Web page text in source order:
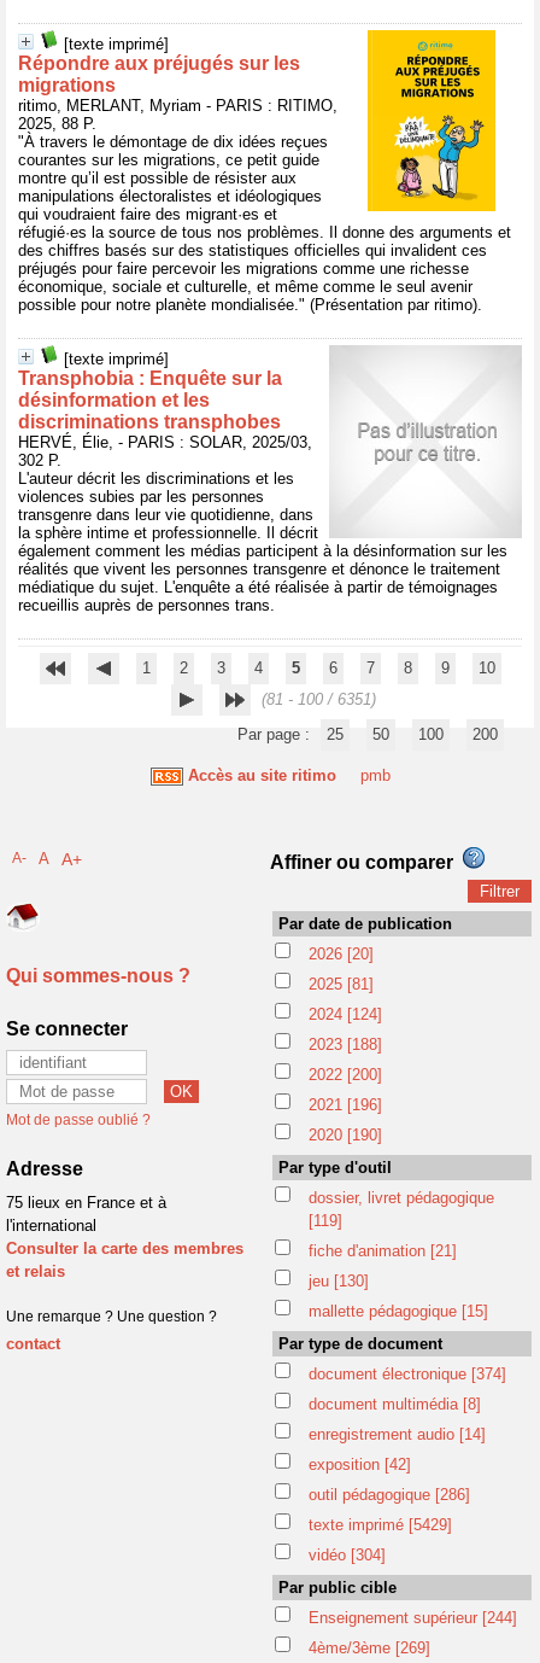
[texte imprimé]
Répondre aux préjugés sur les
migrations
ritimo, MERLANT, Myriam - PARIS : RITIMO,
2025, 88 P.
"À travers le démontage de dix idées reçues
courantes sur les migrations, ce petit guide
montre qu’il est possible de résister aux
manipulations électoralistes et idéologiques
qui voudraient faire des migrant·es et
réfugié·es la source de tous nos problèmes. Il donne des arguments et
des chiffres basés sur des statistiques officielles qui invalident ces
préjugés pour faire percevoir les migrations comme une richesse
économique, sociale et culturelle, et même comme le seul avenir
possible pour notre planète mondialisée." (Présentation par ritimo).
[texte imprimé]
Transphobia : Enquête sur la
désinformation et les
discriminations transphobes
HERVÉ, Élie, - PARIS : SOLAR, 2025/03,
302 P.
L'auteur décrit les discriminations et les
violences subies par les personnes
transgenre dans leur vie quotidienne, dans
la sphère intime et professionnelle. Il décrit
également comment les médias participent à la désinformation sur les
réalités que vivent les personnes transgenre et dénonce le traitement
médiatique du sujet. L'enquête a été réalisée à partir de témoignages
recueillis auprès de personnes trans.
1 2 3 4 5 6 7 8 9
10
(81 - 100 / 6351)
Par page :
25 50 100 200
Accès au site ritimo pmb
A- A A+
Qui sommes-nous ?
Se connecter
Mot de passe oublié ?
Adresse
75 lieux en France et à
l'international
Consulter la carte des membres
et relais
Une remarque ? Une question ?
contact
Affiner ou comparer
Par date de publication
2026 [20]
2025 [81]
2024 [124]
2023 [188]
2022 [200]
2021 [196]
2020 [190]
Par type d'outil
dossier, livret pédagogique
[119]
fiche d'animation [21]
jeu [130]
mallette pédagogique [15]
Par type de document
document électronique [374]
document multimédia [8]
enregistrement audio [14]
exposition [42]
outil pédagogique [286]
texte imprimé [5429]
vidéo [304]
Par public cible
Enseignement supérieur [244]
4ème/3ème [269]